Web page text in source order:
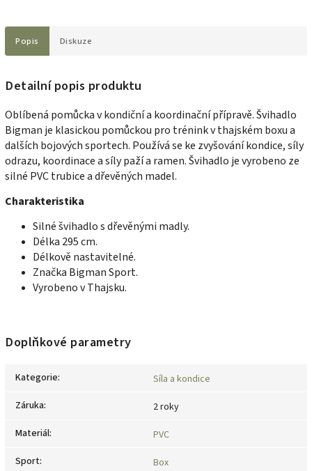
Popis Diskuze
Detailní popis produktu
Oblíbená pomůcka v kondiční a koordinační přípravě.Švihadlo
Bigman je klasickou pomůckou pro trénink v thajském boxu a
dalších bojových sportech. Používá se ke zvyšování kondice, síly
odrazu, koordinace a síly paží a ramen. Švihadlo je vyrobeno ze
silné PVC trubice a dřevěných madel.
Charakteristika
Silné švihadlo s dřevěnými madly.
Délka 295 cm.
Délkově nastavitelné.
Značka Bigman Sport.
Vyrobeno v Thajsku.
Doplňkové parametry
Kategorie:
Síla a kondice
Záruka:
2 roky
Materiál:
PVC
Sport:
Box